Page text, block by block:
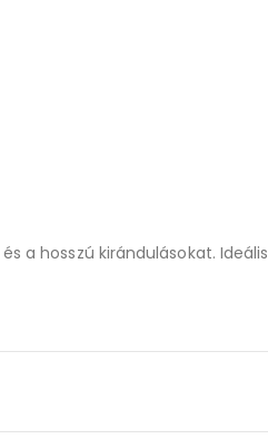
a hosszú kirándulásokat. Ideális